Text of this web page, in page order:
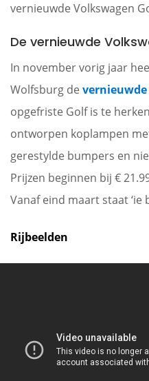
vernieuwde Volkswagen
De vernieuwde
In november vorig jaar
Wolfsburg de
opgefriste Golf is te
ontworpen koplampen
gerestylde bumpers en
Prijzen beginnen bij €
Vanaf eind maart staat ‘ie
Rijbeelden